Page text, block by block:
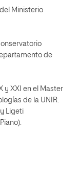
Ministerio
de
y XXI en el Master
de la UNIR.
Ligeti